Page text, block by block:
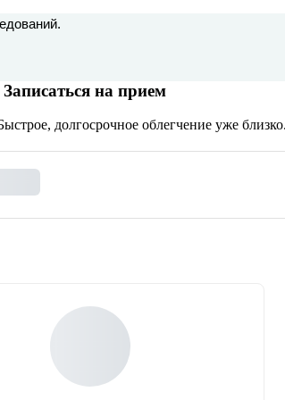
Записаться на прием
долгосрочное облегчение уже